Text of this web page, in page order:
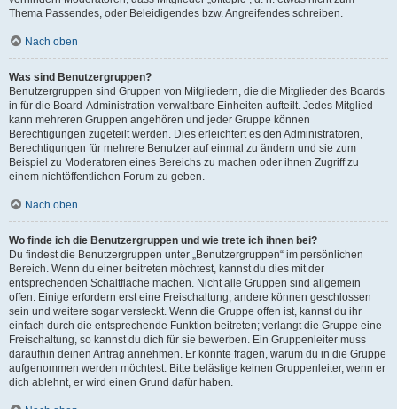
Thema Passendes, oder Beleidigendes bzw. Angreifendes schreiben.
Nach oben
Was sind Benutzergruppen?
Benutzergruppen sind Gruppen von Mitgliedern, die die Mitglieder des Boards
in für die Board-Administration verwaltbare Einheiten aufteilt. Jedes Mitglied
kann mehreren Gruppen angehören und jeder Gruppe können
Berechtigungen zugeteilt werden. Dies erleichtert es den Administratoren,
Berechtigungen für mehrere Benutzer auf einmal zu ändern und sie zum
Beispiel zu Moderatoren eines Bereichs zu machen oder ihnen Zugriff zu
einem nichtöffentlichen Forum zu geben.
Nach oben
Wo finde ich die Benutzergruppen und wie trete ich ihnen bei?
Du findest die Benutzergruppen unter „Benutzergruppen“ im persönlichen
Bereich. Wenn du einer beitreten möchtest, kannst du dies mit der
entsprechenden Schaltfläche machen. Nicht alle Gruppen sind allgemein
offen. Einige erfordern erst eine Freischaltung, andere können geschlossen
sein und weitere sogar versteckt. Wenn die Gruppe offen ist, kannst du ihr
einfach durch die entsprechende Funktion beitreten; verlangt die Gruppe eine
Freischaltung, so kannst du dich für sie bewerben. Ein Gruppenleiter muss
daraufhin deinen Antrag annehmen. Er könnte fragen, warum du in die Gruppe
aufgenommen werden möchtest. Bitte belästige keinen Gruppenleiter, wenn er
dich ablehnt, er wird einen Grund dafür haben.